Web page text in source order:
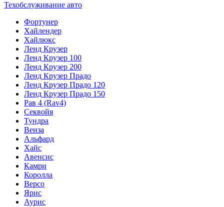
Техобслуживание авто
Фортунер
Хайлендер
Хайлюкс
Ленд Крузер
Ленд Крузер 100
Ленд Крузер 200
Ленд Крузер Прадо
Ленд Крузер Прадо 120
Ленд Крузер Прадо 150
Рав 4 (Rav4)
Секвойя
Тундра
Венза
Альфард
Хайс
Авенсис
Камри
Королла
Версо
Ярис
Аурис